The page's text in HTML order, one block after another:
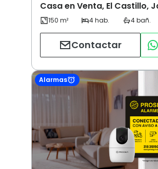
Casa en Venta, El Castillo,
Contactar
Alarmas